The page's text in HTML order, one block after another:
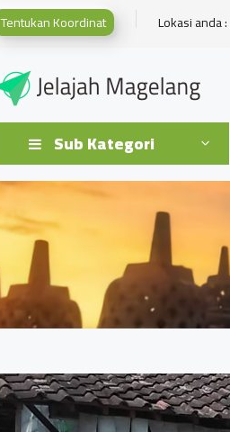
Tentukan Koordinat Lokasi anda
Sub Kategori